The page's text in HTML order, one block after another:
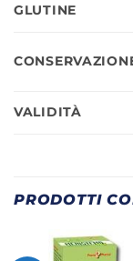
GLUTINE
VALIDITÀ
PRODOTTI